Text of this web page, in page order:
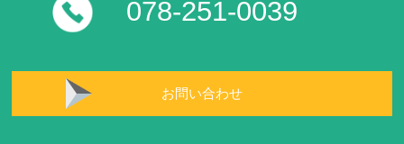
078-251-0039
お問い合わせ